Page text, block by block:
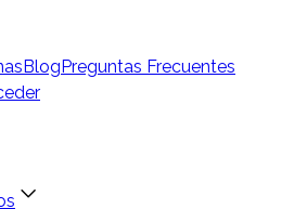
BlogPreguntas Frecuentes